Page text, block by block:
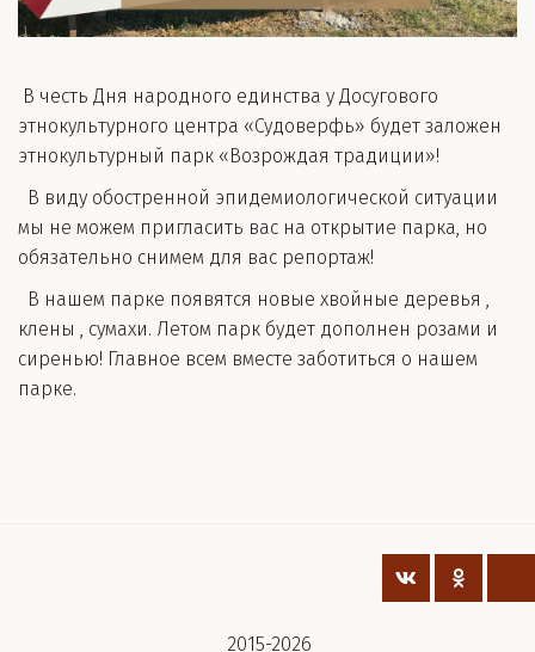
В честь Дня народного единства у Досугового
этнокультурного центра «Судоверфь» будет заложен
этнокультурный парк «Возрождая традиции»!
В виду обостренной эпидемиологической ситуации
мы не можем пригласить вас на открытие парка, но
обязательно снимем для вас репортаж!
В нашем парке появятся новые хвойные деревья ,
клены , сумахи. Летом парк будет дополнен розами и
сиренью! Главное всем вместе заботиться о нашем
парке.
2015-2026